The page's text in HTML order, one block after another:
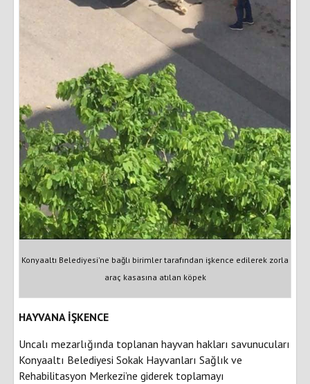
Konyaaltı Belediyesi'ne bağlı birimler tarafından işkence edilerek zorla
araç kasasına atılan köpek
HAYVANA İŞKENCE
Uncalı mezarlığında toplanan hayvan hakları savunucuları
Konyaaltı Belediyesi Sokak Hayvanları Sağlık ve
Rehabilitasyon Merkezi’ne giderek toplamayı